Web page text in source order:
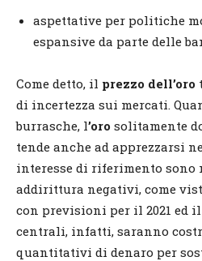
aspettative per politiche
espansive da parte delle
Come detto, il prezzo dell’oro
di incertezza sui mercati.
burrasche, l’oro solitamente
tende anche ad apprezzarsi
interesse di riferimento sono
addirittura negativi, come
con previsioni per il 2021 ed
centrali, infatti, saranno
quantitativi di denaro per